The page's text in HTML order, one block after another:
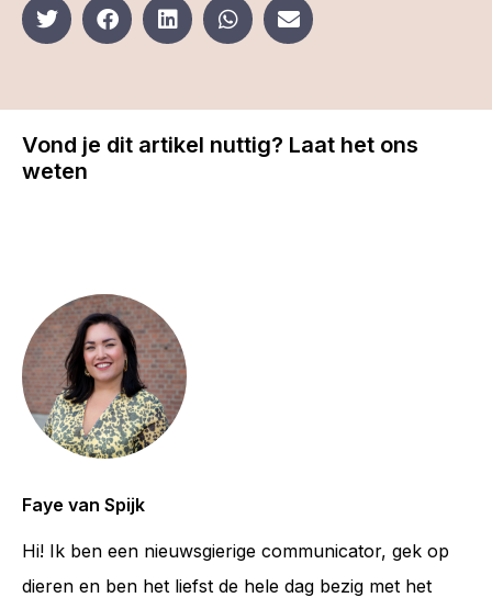
Vond je dit artikel nuttig? Laat het ons
weten
Faye van Spijk
Hi! Ik ben een nieuwsgierige communicator, gek op
dieren en ben het liefst de hele dag bezig met het